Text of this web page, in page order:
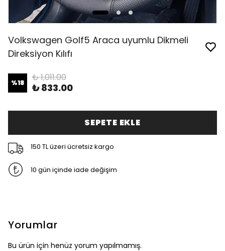
Volkswagen Golf5 Araca uyumlu Dikmeli
Direksiyon Kılıfı
%18 ₺ 1,011.00
₺ 833.00
SEPETE EKLE
150 TL üzeri ücretsiz kargo
10 gün içinde iade değişim
Yorumlar
Bu ürün için henüz yorum yapılmamış.